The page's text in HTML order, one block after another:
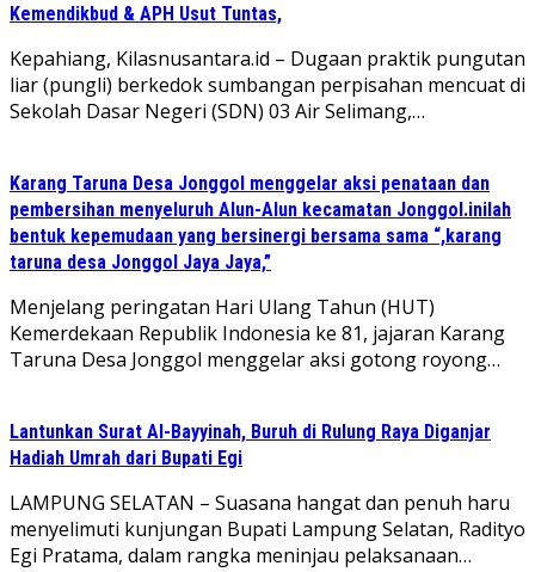
Kemendikbud & APH Usut Tuntas,
Kepahiang, Kilasnusantara.id – Dugaan praktik pungutan
liar (pungli) berkedok sumbangan perpisahan mencuat di
Sekolah Dasar Negeri (SDN) 03 Air Selimang,…
Karang Taruna Desa Jonggol menggelar aksi penataan dan
pembersihan menyeluruh Alun-Alun kecamatan Jonggol.inilah
bentuk kepemudaan yang bersinergi bersama sama “,karang
taruna desa Jonggol Jaya Jaya,”
‎Menjelang peringatan Hari Ulang Tahun (HUT)
Kemerdekaan Republik Indonesia ke 81, jajaran Karang
Taruna Desa Jonggol menggelar aksi gotong royong…
Lantunkan Surat Al-Bayyinah, Buruh di Rulung Raya Diganjar
Hadiah Umrah dari Bupati Egi
LAMPUNG SELATAN – Suasana hangat dan penuh haru
menyelimuti kunjungan Bupati Lampung Selatan, Radityo
Egi Pratama, dalam rangka meninjau pelaksanaan…